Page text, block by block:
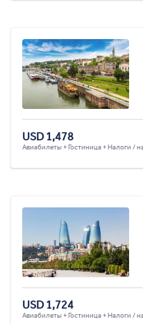
USD 1,478
Авиабилеты + Гостиница + Налоги /
USD 1,724
Авиабилеты + Гостиница + Налоги /